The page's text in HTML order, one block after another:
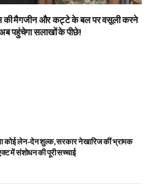
की मैगजीन और कट्टे के बल पर वसूली करने
अब पहुंचेगा सलाखों के पीछे!
कोई लेन-देन शुल्क, सरकार ने खारिज कीं भ्रामक
में संशोधन की पूरी सच्चाई